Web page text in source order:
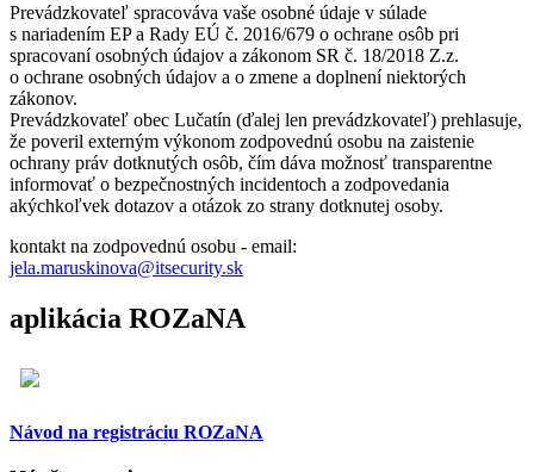
Prevádzkovateľ spracováva vaše osobné údaje v súlade
s nariadením EP a Rady EÚ č. 2016/679 o ochrane osôb pri
spracovaní osobných údajov a zákonom SR č. 18/2018 Z.z.
o ochrane osobných údajov a o zmene a doplnení niektorých
zákonov.
Prevádzkovateľ obec Lučatín (ďalej len prevádzkovateľ) prehlasuje,
že poveril externým výkonom zodpovednú osobu na zaistenie
ochrany práv dotknutých osôb, čím dáva možnosť transparentne
informovať o bezpečnostných incidentoch a zodpovedania
akýchkoľvek dotazov a otázok zo strany dotknutej osoby.
kontakt na zodpovednú osobu - email:
jela.maruskinova@itsecurity.sk
aplikácia ROZaNA
Návod na registráciu ROZaNA